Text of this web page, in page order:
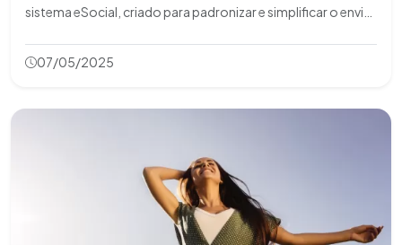
sistema eSocial, criado para padronizar e simplificar o envio
governo. Este evento está diretamente relacionado à saúde
e segurança do trabalho, se
07/05/2025